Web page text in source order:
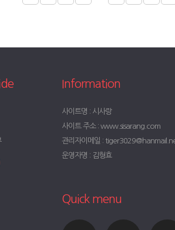
Information
사이트명 : 시사랑
사이트 주소 : www.sisarang.com
관리자이메일 :
운영자명 : 김형효
Quick menu